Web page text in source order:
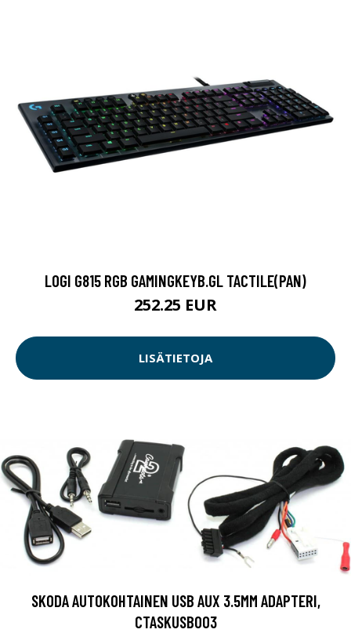
LOGI G815 RGB GAMINGKEYB.GL TACTILE(PAN)
252.25 EUR
LISÄTIETOJA
SKODA AUTOKOHTAINEN USB AUX 3.5MM ADAPTERI,
CTASKUSB003